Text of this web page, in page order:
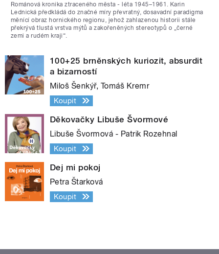
Románová kronika ztraceného města - léta 1945–1961. Karin
Lednická předkládá do značné míry převratný, dosavadní paradigma
měnící obraz hornického regionu, jehož zahlazenou historii stále
překrývá tlustá vrstva mýtů a zakořeněných stereotypů o „černé
zemi a rudém kraji“.
100+25 brněnských kuriozit, absurdit
a bizarností
Miloš Šenkýř, Tomáš Kremr
Koupit
Děkovačky Libuše Švormové
Libuše Švormová - Patrik Rozehnal
Koupit
Dej mi pokoj
Petra Štarková
Koupit